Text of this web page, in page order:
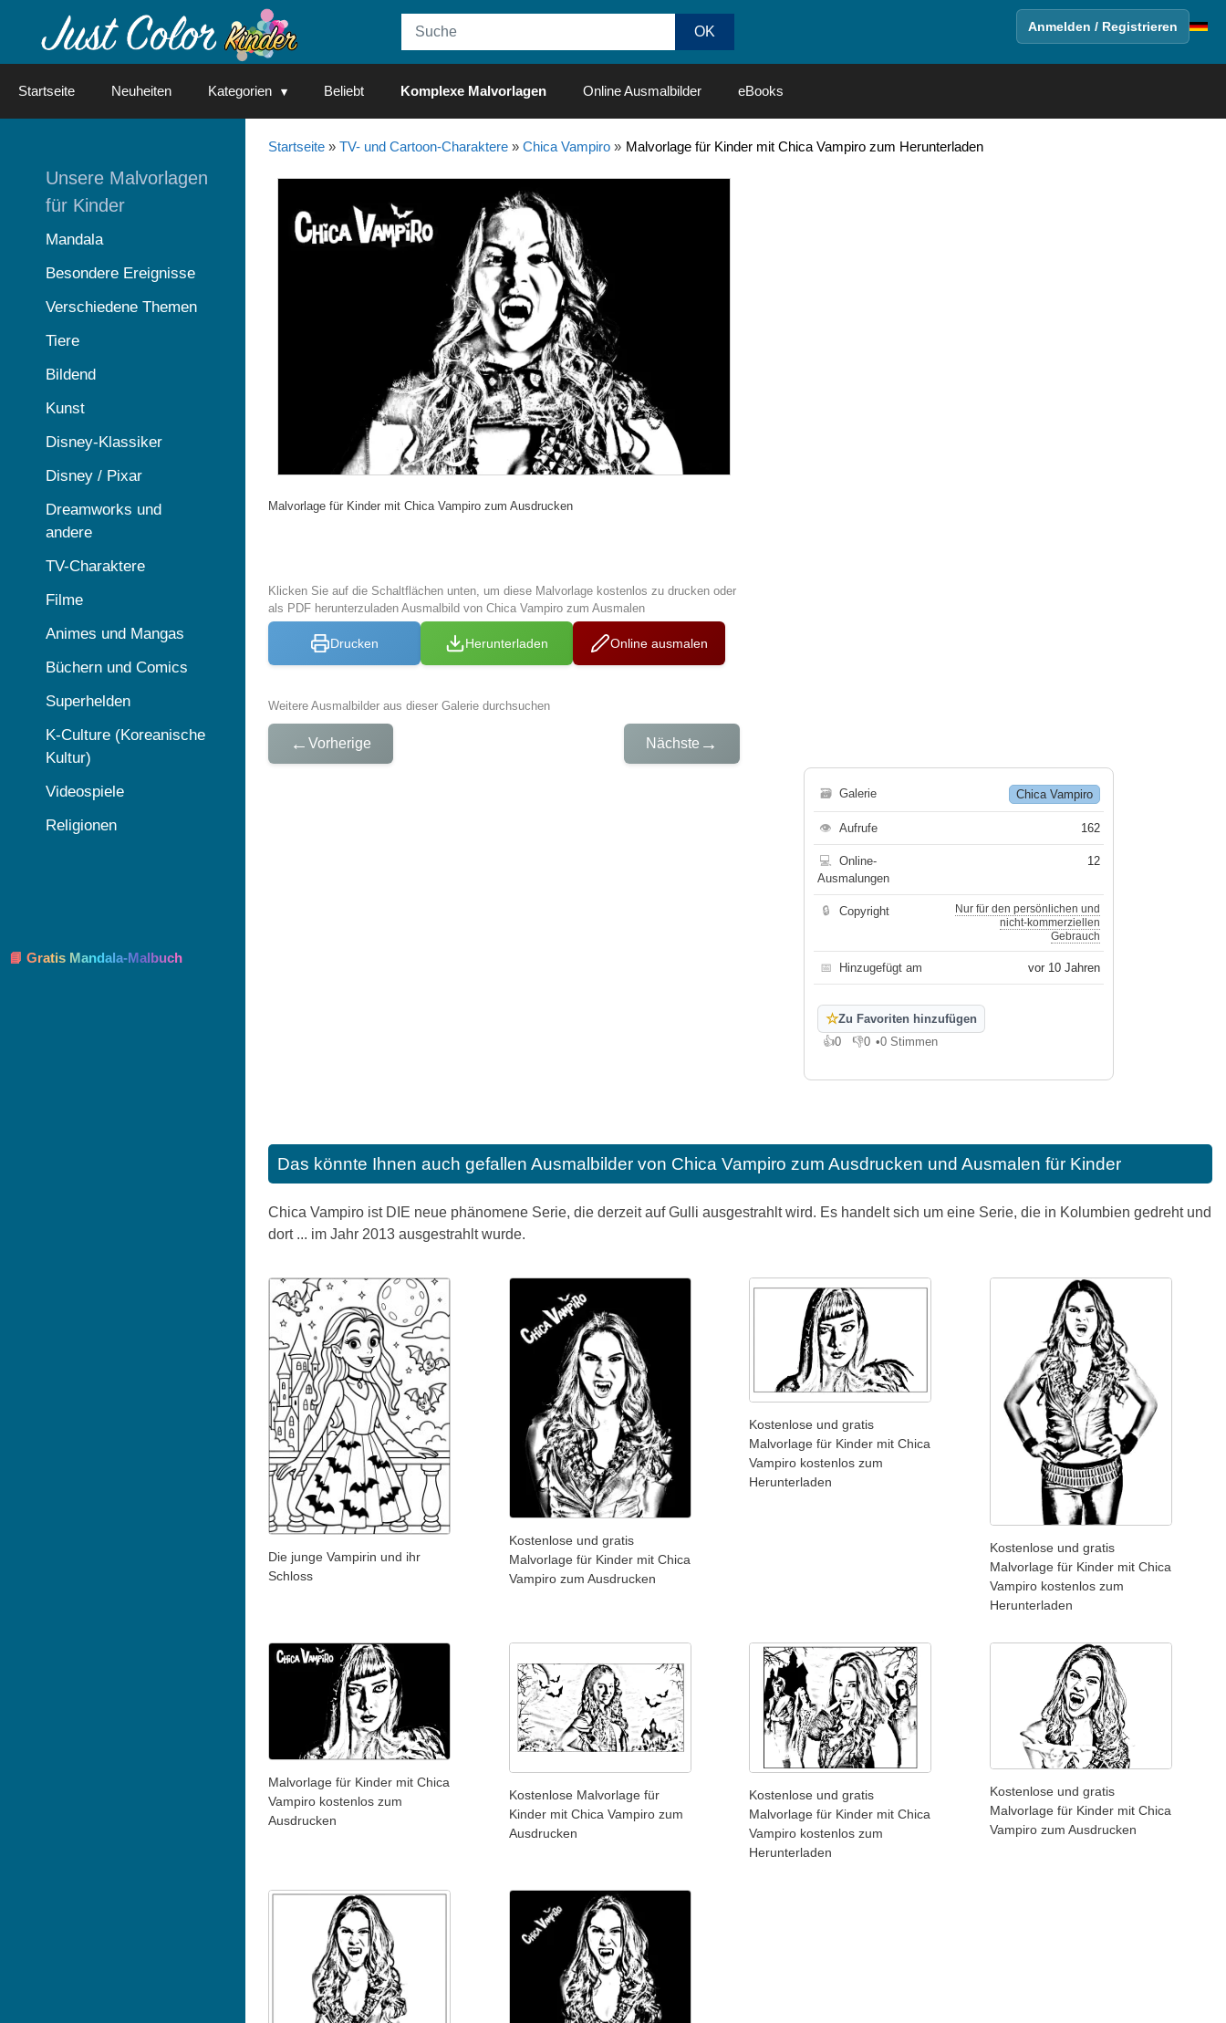
Anmelden / Registrieren
Startseite Neuheiten Kategorien Beliebt Komplexe Malvorlagen Online Ausmalbilder eBooks
Startseite» TV- und Cartoon-Charaktere» Chica Vampiro» Malvorlage für Kinder mit Chica Vampiro zum Herunterladen
Malvorlage für Kinder mit Chica Vampiro zum Ausdrucken
Klicken Sie auf die Schaltflächen unten, um diese Malvorlage kostenlos zu drucken oder
als PDF herunterzuladen Ausmalbild von Chica Vampiro zum Ausmalen
Drucken Herunterladen Online ausmalen
Weitere Ausmalbilder aus dieser Galerie durchsuchen
← Vorherige Nächste →
🗃 Galerie Chica Vampiro
👁 Aufrufe 162
💻
Online-
Ausmalungen
12
🔒 Copyright
Nur für den persönlichen und
nicht-kommerziellen
Gebrauch
📅 Hinzugefügt am vor 10 Jahren
☆Zu Favoriten hinzufügen
👍0
Gefällt mir
👎0
Gefällt mir nicht
•0 Stimmen
Das könnte Ihnen auch gefallen Ausmalbilder von Chica Vampiro zum Ausdrucken und Ausmalen für Kinder
Chica Vampiro ist DIE neue phänomene Serie, die derzeit auf Gulli ausgestrahlt wird. Es handelt sich um eine Serie, die in Kolumbien gedreht und
dort ... im Jahr 2013 ausgestrahlt wurde.
Die junge Vampirin und ihr
Schloss
Kostenlose und gratis
Malvorlage für Kinder mit Chica
Vampiro zum Ausdrucken
Kostenlose und gratis
Malvorlage für Kinder mit Chica
Vampiro kostenlos zum
Herunterladen
Kostenlose und gratis
Malvorlage für Kinder mit Chica
Vampiro kostenlos zum
Herunterladen
Malvorlage für Kinder mit Chica
Vampiro kostenlos zum
Ausdrucken
Kostenlose Malvorlage für
Kinder mit Chica Vampiro zum
Ausdrucken
Kostenlose und gratis
Malvorlage für Kinder mit Chica
Vampiro kostenlos zum
Herunterladen
Kostenlose und gratis
Malvorlage für Kinder mit Chica
Vampiro zum Ausdrucken
Unsere Malvorlagen
für Kinder
Mandala
Besondere Ereignisse
Verschiedene Themen
Tiere
Bildend
Kunst
Disney-Klassiker
Disney / Pixar
Dreamworks und
andere
TV-Charaktere
Filme
Animes und Mangas
Büchern und Comics
Superhelden
K-Culture (Koreanische
Kultur)
Videospiele
Religionen
📘 Gratis Mandala-Malbuch